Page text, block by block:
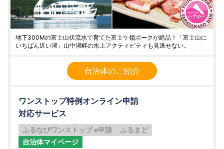
地下300Mの富士山伏流水で育てた富士ケ嶺ポークが絶品！「富士山に
いちばん近い湖」山中湖畔の水上アクティビティも見逃せない。
自治体のご紹介
ワンストップ特例オンライン申請
対応サービス
ふるなびワンストップ e申請
ふるまど
自治体マイページ